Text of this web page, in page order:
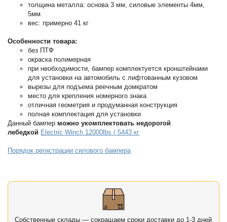
толщина металла: основа 3 мм, силовые элементы 4мм,
5мм.
вес: примерно 41 кг
Особенности товара:
без ПТФ
окраска полимерная
при необходимости, бампер комплектуется кронштейнами
для установки на автомобиль с лифтованным кузовом
вырезы для подъема реечным домкратом
место для крепления номерного знака
отличная геометрия и продуманная конструкция
полная комплектация для установки
Данный бампер можно укомплектовать недорогой
лебедкой Electric Winch 12000lbs / 5443 кг
Порядок регистрации силового бампера
Собственные склады — сокращаем сроки доставки до 1-3 дней